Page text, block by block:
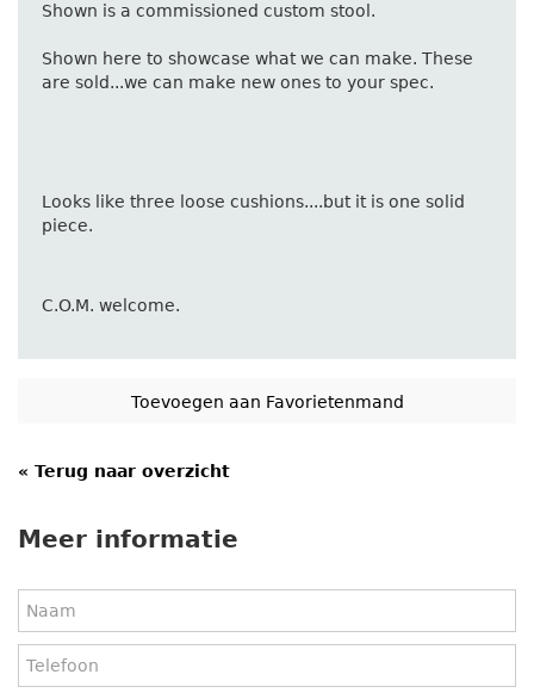
Shown is a commissioned custom stool.
Shown here to showcase what we can make. These
are sold...we can make new ones to your spec.
Looks like three loose cushions....but it is one solid
piece.
C.O.M. welcome.
« Terug naar overzicht
Meer informatie